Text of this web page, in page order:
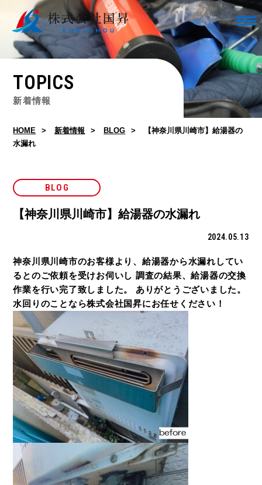
TOPICS
新着情報
HOME 新着情報 BLOG
【神奈川県川崎市】給湯器の
水漏れ
BLOG
【神奈川県川崎市】給湯器の水漏れ
2024.05.13
神奈川県川崎市のお客様より、給湯器から水漏れしてい
るとのご依頼を受けお伺いし 調査の結果、給湯器の交換
作業を行い完了致しました。 ありがとうございました。
水回りのことなら株式会社国昇にお任せください！